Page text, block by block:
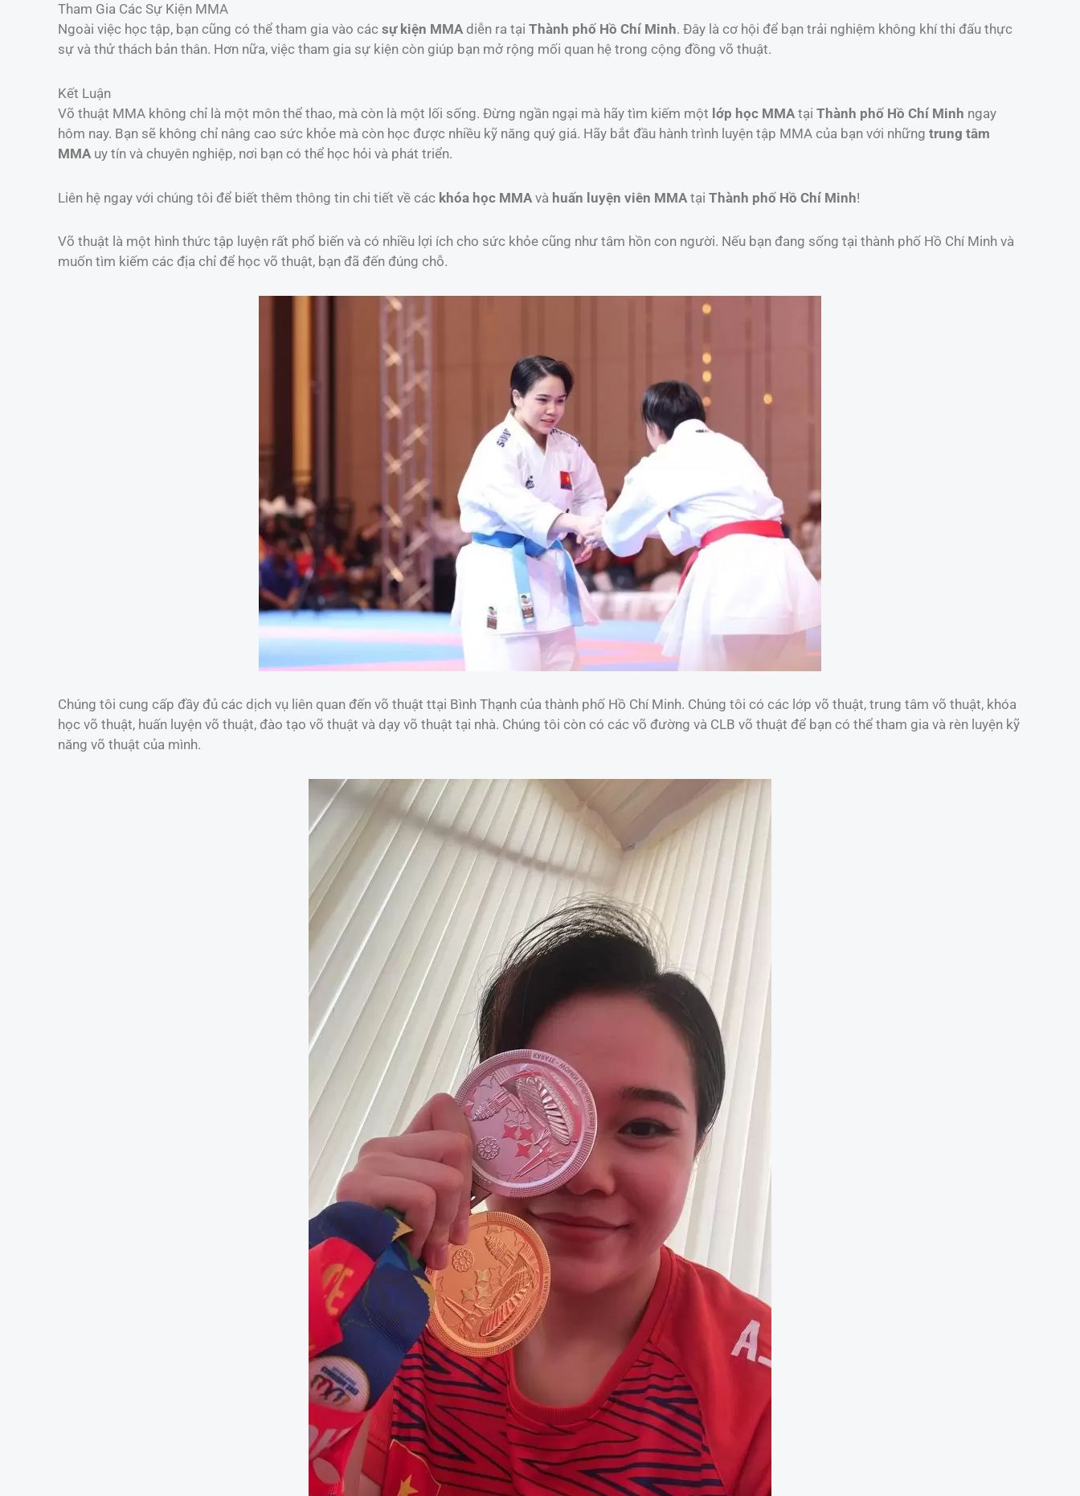
Tham Gia Các Sự Kiện MMA
Ngoài việc học tập, bạn cũng có thể tham gia vào các sự kiện MMAdiễn ra tại Thành phố Hồ Chí Minh. Đây là cơ hội để bạn trải nghiệm không khí thi đấu thực
sự và thử thách bản thân. Hơn nữa, việc tham gia sự kiện còn giúp bạn mở rộng mối quan hệ trong cộng đồng võ thuật.
Kết Luận
Võ thuật MMA không chỉ là một môn thể thao, mà còn là một lối sống. Đừng ngần ngại mà hãy tìm kiếm một lớp học MMA tại Thành phố Hồ Chí Minh ngay
hôm nay. Bạn sẽ không chỉ nâng cao sức khỏe mà còn học được nhiều kỹ năng quý giá. Hãy bắt đầu hành trình luyện tập MMA của bạn với những trung tâm
MMA uy tín và chuyên nghiệp, nơi bạn có thể học hỏi và phát triển.
Liên hệ ngay với chúng tôi để biết thêm thông tin chi tiết về các khóa học MMA và huấn luyện viên MMA tại Thành phố Hồ Chí Minh!
Võ thuật là một hình thức tập luyện rất phổ biến và có nhiều lợi ích cho sức khỏe cũng như tâm hồn con người. Nếu bạn đang sống tại thành phố Hồ Chí Minh và
muốn tìm kiếm các địa chỉ để học võ thuật, bạn đã đến đúng chỗ.
Chúng tôi cung cấp đầy đủ các dịch vụ liên quan đến võ thuật ttại Bình Thạnh của thành phố Hồ Chí Minh. Chúng tôi có các lớp võ thuật, trung tâm võ thuật, khóa
học võ thuật, huấn luyện võ thuật, đào tạo võ thuật và dạy võ thuật tại nhà. Chúng tôi còn có các võ đường và CLB võ thuật để bạn có thể tham gia và rèn luyện kỹ
năng võ thuật của mình.